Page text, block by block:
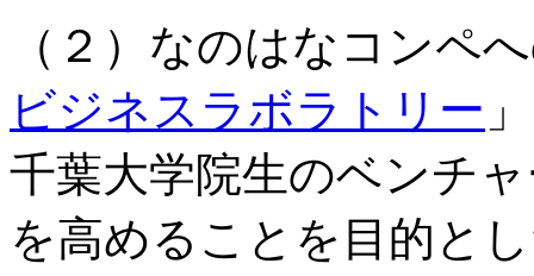
（２）なのはなコンペ
ビジネスラボラトリー 」
千葉大学院生のベンチ
を高めることを目的と